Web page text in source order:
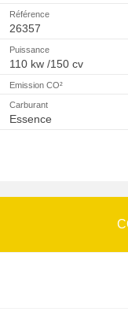
Référence
26357
Puissance
110 kw /150 cv
Emission CO²
Carburant
Essence